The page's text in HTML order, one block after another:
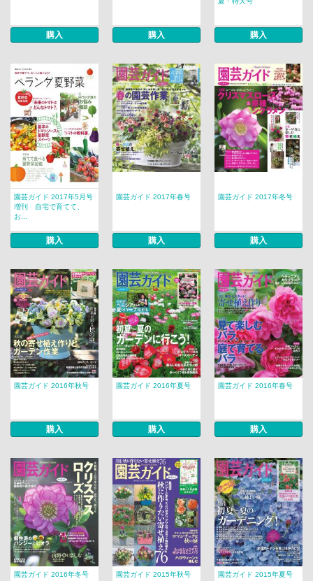
購入 購入 購入
園芸ガイド 2017年5月号
増刊 自宅で育てて、
お...
購入
園芸ガイド 2017年春号
購入
園芸ガイド 2017年冬号
購入
園芸ガイド 2016年秋号
購入
園芸ガイド 2016年夏号
購入
園芸ガイド 2016年春号
購入
園芸ガイド 2016年冬号 園芸ガイド 2015年秋号 園芸ガイド 2015年夏号